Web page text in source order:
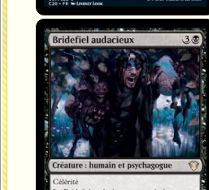
Bridefiel audacieux